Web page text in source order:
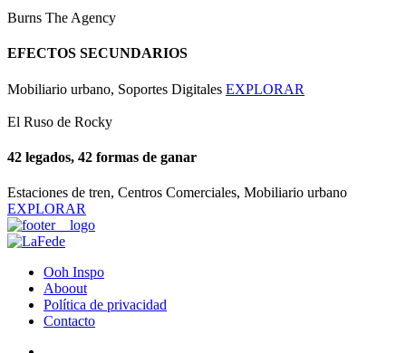
Burns The Agency
EFECTOS SECUNDARIOS
Mobiliario urbano, Soportes Digitales EXPLORAR
El Ruso de Rocky
42 legados, 42 formas de ganar
Estaciones de tren, Centros Comerciales, Mobiliario urbano
EXPLORAR
Ooh Inspo
Aboout
Política de privacidad
Contacto